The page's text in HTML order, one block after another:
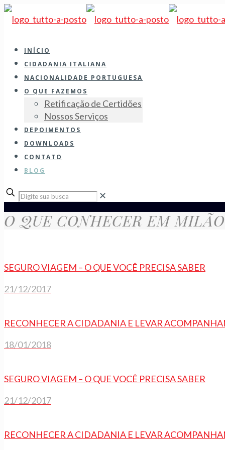
INÍCIO
CIDADANIA ITALIANA
NACIONALIDADE PORTUGUESA
O QUE FAZEMOS
Retificação de Certidões
Nossos Serviços
DEPOIMENTOS
DOWNLOADS
CONTATO
BLOG
✕
O QUE CONHECER EM MILÃO
SEGURO VIAGEM – O QUE VOCÊ PRECISA SABER
21/12/2017
RECONHECER A CIDADANIA E LEVAR
18/01/2018
SEGURO VIAGEM – O QUE VOCÊ PRECISA SABER
21/12/2017
RECONHECER A CIDADANIA E LEVAR